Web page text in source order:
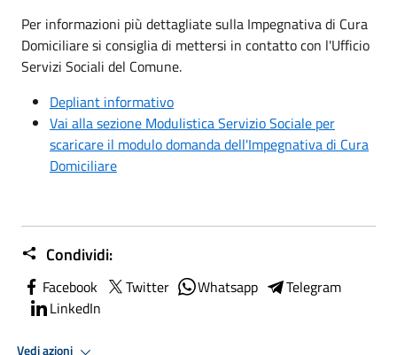
Per informazioni più dettagliate sulla Impegnativa di Cura
Domiciliare si consiglia di mettersi in contatto con l'Ufficio
Servizi Sociali del Comune.
Depliant informativo
Vai alla sezione Modulistica Servizio Sociale per
scaricare il modulo domanda dell'Impegnativa di Cura
Domiciliare
Condividi:
Facebook Twitter Whatsapp
Telegram
LinkedIn
Vedi azioni